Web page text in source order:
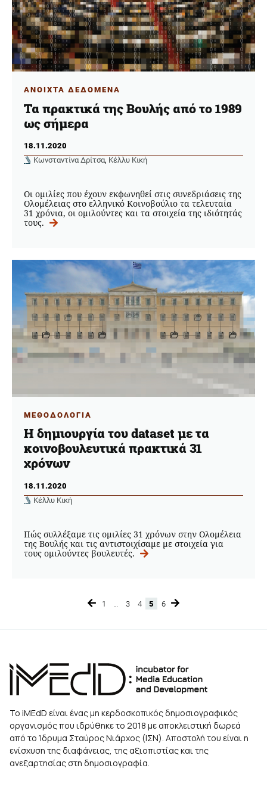
ΑΝΟΙΧΤΑ ΔΕΔΟΜΕΝΑ
Τα πρακτικά της Βουλής από το 1989
ως σήμερα
18.11.2020
Κωνσταντίνα Δρίτσα, Κέλλυ Κική
Οι ομιλίες που έχουν εκφωνηθεί στις συνεδριάσεις της
Ολομέλειας στο ελληνικό Κοινοβούλιο τα τελευταία
31 χρόνια, οι ομιλούντες και τα στοιχεία της ιδιότητάς
τους.
ΜΕΘΟΔΟΛΟΓΙΑ
Η δημιουργία του dataset με τα
κοινοβουλευτικά πρακτικά 31
χρόνων
18.11.2020
Κέλλυ Κική
Πώς συλλέξαμε τις ομιλίες 31 χρόνων στην Ολομέλεια
της Βουλής και τις αντιστοιχίσαμε με στοιχεία για
τους ομιλούντες βουλευτές.
Page
1 Page
3 Page
4 Page
5 Page
6
Το iMEdD είναι ένας μη κερδοσκοπικός δημοσιογραφικός
οργανισμός που ιδρύθηκε το 2018 με αποκλειστική δωρεά
από το Ίδρυμα Σταύρος Νιάρχος (ΙΣΝ). Αποστολή του είναι η
ενίσχυση της διαφάνειας, της αξιοπιστίας και της
ανεξαρτησίας στη δημοσιογραφία.